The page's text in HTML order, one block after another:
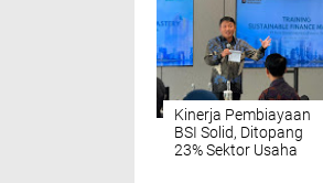
Kinerja Pembiayaan
BSI Solid, Ditopang
23% Sektor Usaha